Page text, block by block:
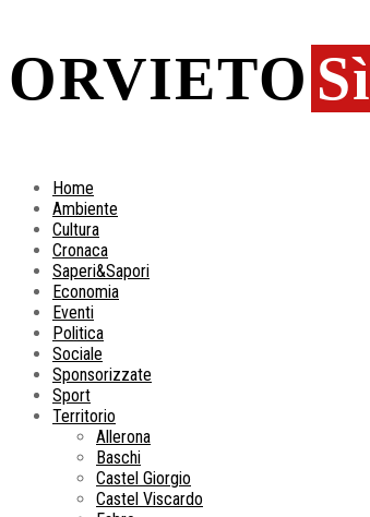
ORVIETO Sì
Home
Ambiente
Cultura
Cronaca
Saperi&Sapori
Economia
Eventi
Politica
Sociale
Sponsorizzate
Sport
Territorio
Allerona
Baschi
Castel Giorgio
Castel Viscardo